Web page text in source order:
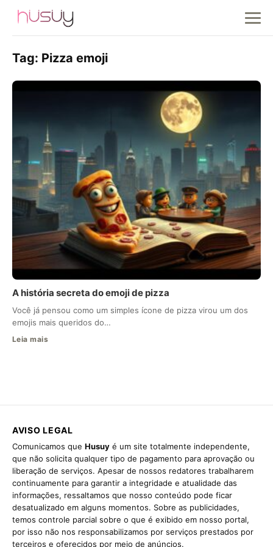
Tag: Pizza emoji
A história secreta do emoji de pizza
Você já pensou como um simples ícone de pizza virou um dos
emojis mais queridos do…
Leia mais
AVISO LEGAL
Comunicamos que Husuy é um site totalmente independente,
que não solicita qualquer tipo de pagamento para aprovação ou
liberação de serviços. Apesar de nossos redatores trabalharem
continuamente para garantir a integridade e atualidade das
informações, ressaltamos que nosso conteúdo pode ficar
desatualizado em alguns momentos. Sobre as publicidades,
temos controle parcial sobre o que é exibido em nosso portal,
por isso não nos responsabilizamos por serviços prestados por
terceiros e oferecidos por meio de anúncios.